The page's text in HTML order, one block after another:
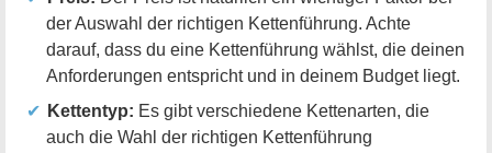
der Auswahl der richtigen Kettenführung. Achte
darauf, dass du eine Kettenführung wählst, die deinen
Anforderungen entspricht und in deinem Budget liegt.
Kettentyp: Es gibt verschiedene Kettenarten, die
auch die Wahl der richtigen Kettenführung